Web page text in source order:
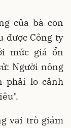
của bà con
được Công ty
mức giá ổn
Người nông
phải lo cảnh
vai trò giám